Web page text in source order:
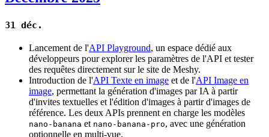
31 déc.
Lancement de l'API Playground, un espace dédié aux
développeurs pour explorer les paramètres de l'API et tester
des requêtes directement sur le site de Meshy.
Introduction de l'API Texte en image et de l'API Image en
image, permettant la génération d'images par IA à partir
d'invites textuelles et l'édition d'images à partir d'images de
référence. Les deux APIs prennent en charge les modèles
nano-banana et nano-banana-pro, avec une génération
optionnelle en multi-vue.